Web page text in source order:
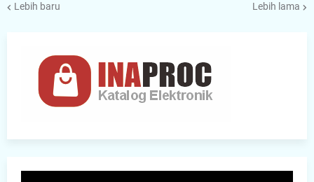
Lebih baru Lebih lama